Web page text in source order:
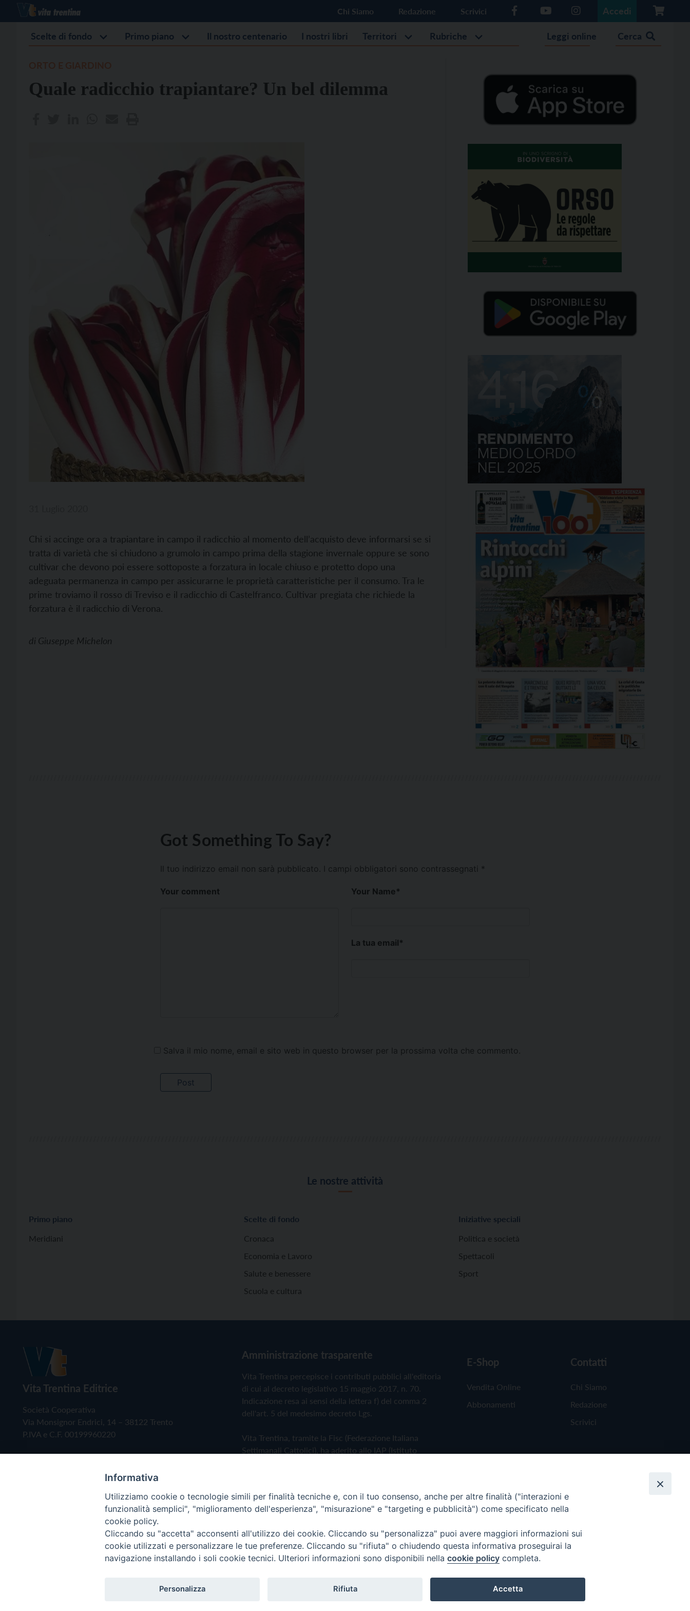
Chi Siamo Redazione Scrivici Accedi
Scelte di fondo Primo piano Il nostro centenario I nostri libri Territori Rubriche Leggi online Cerca
Quale radicchio trapiantare? Un bel dilemma
Chi si accinge ora a trapiantare in campo il radicchio al momento dell’acquisto deve informarsi se si
tratta di varietà che si chiudono a grumolo in campo prima della stagione invernale oppure se sono
cultivar che devono poi essere sottoposte a forzatura in locale chiuso e protetto dopo una
adeguata permanenza in campo per assicurarne le proprietà caratteristiche per il consumo. Tra le
prime troviamo il rosso di Treviso e il radicchio di Castelfranco. Cultivar pregiata che richiede la
forzatura è il radicchio di Verona.
di Giuseppe Michelon
Got Something To Say?
Il tuo indirizzo email non sarà pubblicato. I campi obbligatori sono contrassegnati *
Your comment Your Name*
La tua email*
Salva il mio nome, email e sito web in questo browser per la prossima volta che commento.
Le nostre attività
Primo piano
Meridiani
Scelte di fondo
Cronaca
Economia e Lavoro
Salute e benessere
Scuola e cultura
Iniziative speciali
Politica e società
Spettacoli
Sport
Vita Trentina Editrice
Società Cooperativa
Via Monsignor Endrici, 14 – 38122 Trento
P.IVA e C.F. 00199960220
Amministrazione trasparente
Vita Trentina percepisce i contributi pubblici all'editoria
di cui al decreto legislativo 15 maggio 2017, n. 70.
Indicazione resa ai sensi della lettera f) del comma 2
dell'art. 5 del medesimo decreto Lgs.
Vita Trentina, tramite la Fisc (Federazione Italiana
Settimanali Cattolici), ha aderito allo IAP (Istituto
Privacy Policy Cookie Policy
E-Shop
Vendita Online
Abbonamenti
Contatti
Chi Siamo
Redazione
Scrivici
Copyright © 2019 - Tutti i diritti riservati - Vita Trentina Editrice
Informativa
Utilizziamo cookie o tecnologie simili per finalità tecniche e, con il tuo consenso, anche per altre finalità ("interazioni e
funzionalità semplici", "miglioramento dell'esperienza", "misurazione" e "targeting e pubblicità") come specificato nella
cookie policy.
Cliccando su "accetta" acconsenti all'utilizzo dei cookie. Cliccando su "personalizza" puoi avere maggiori informazioni sui
cookie utilizzati e personalizzare le tue preferenze. Cliccando su "rifiuta" o chiudendo questa informativa proseguirai la
navigazione installando i soli cookie tecnici. Ulteriori informazioni sono disponibili nella cookie policy completa.
Personalizza Rifiuta Accetta